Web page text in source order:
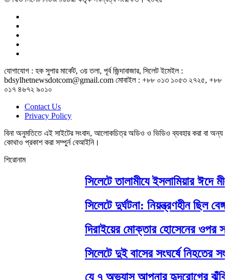
যোগাযোগ : হক সুপার মার্কেট, ৩য় তলা, পূর্ব জিন্দাবাজার, সিলেট ইমেইল :
bdsylhetnewsdotcom@gmail.com মোবাইল : +৮৮ ০১৩ ১০৫৩ ২৭২৫, +৮৮
০১৭ ৪৬৭২ ৯০১০
Contact Us
Privacy Policy
বিনা অনুমতিতে এই সাইটের সংবাদ, আলোকচিত্র অডিও ও ভিডিও ব্যবহার করা বা অন্য
কোথাও প্রকাশ করা সম্পুর্ন বেআইনি।
শিরোনাম
সিলেটে তালামীযে ইসলামিয়ার ঈদে
সিলেটে দুর্ঘটনা: নিয়ন্ত্রণহীন ছিল
দিরাইয়ের মোক্তার হোসেনের ওপর
সিলেটে দুই বাসের সংঘর্ষে নিহতের
যে ৭ অভ্যাস আপনার হৃদরোগের ঝুঁকি